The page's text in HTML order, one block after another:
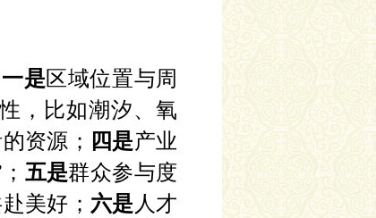
一是区域位置与周
，比如潮汐、氧
资源； 四是产业
五是群众参与度
美好； 六是 人才